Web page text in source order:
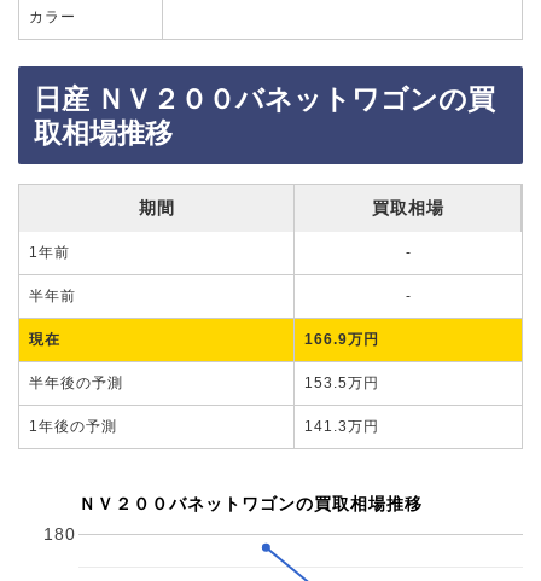
カラー
日産 ＮＶ２００バネットワゴンの買
取相場推移
期間 買取相場
1年前 -
半年前 -
現在 166.9万円
半年後の予測 153.5万円
1年後の予測 141.3万円
ＮＶ２００バネットワゴンの買取相場推移
180